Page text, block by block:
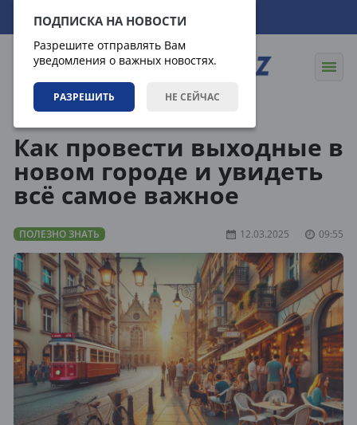
ПОДПИСКА НА НОВОСТИ
Разрешите отправлять Вам
уведомления о важных новостях.
РАЗРЕШИТЬ НЕ СЕЙЧАС
10.08.2026 17:41:53
Как провести выходные в
новом городе и увидеть
всё самое важное
ПОЛЕЗНО ЗНАТЬ 12.03.2025 09:55